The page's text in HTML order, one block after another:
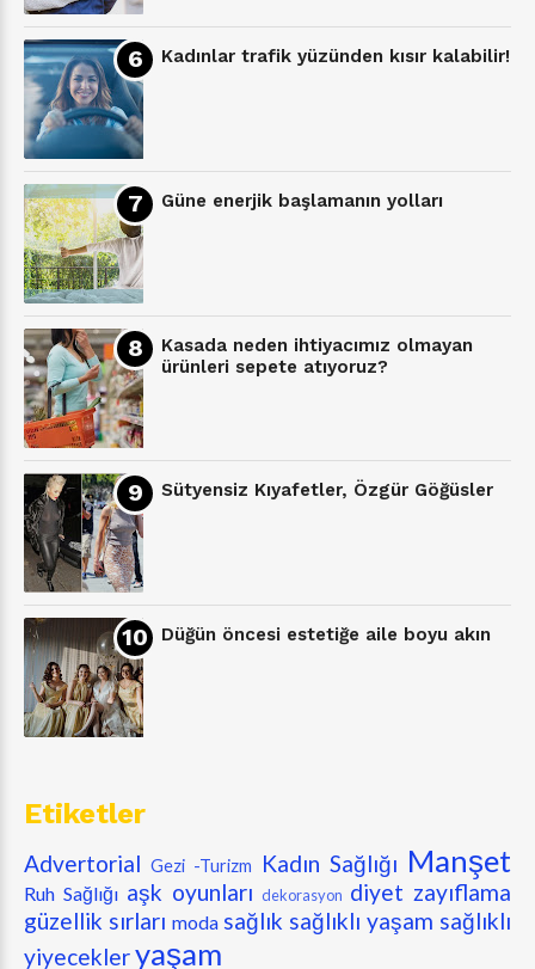
Kadınlar trafik yüzünden kısır kalabilir!
Güne enerjik başlamanın yolları
Kasada neden ihtiyacımız olmayan
ürünleri sepete atıyoruz?
Sütyensiz Kıyafetler, Özgür Göğüsler
Düğün öncesi estetiğe aile boyu akın
Etiketler
Advertorial Gezi -Turizm Kadın Sağlığı Manşet
Ruh Sağlığı aşk oyunları dekorasyon diyet zayıflama
güzellik sırları moda sağlık sağlıklı yaşam sağlıklı
yiyecekleryaşam